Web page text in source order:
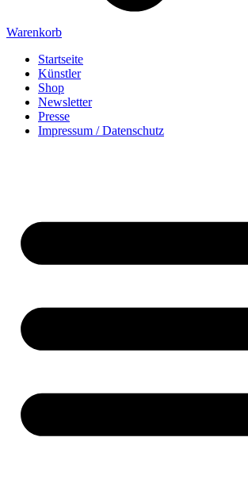
Warenkorb
Startseite
Künstler
Shop
Newsletter
Presse
Impressum / Datenschutz